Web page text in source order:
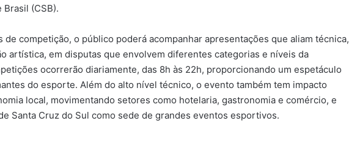
Brasil (CSB).
de competição, o público poderá acompanhar apresentações que aliam técnica,
artística, em disputas que envolvem diferentes categorias e níveis da
ocorrerão diariamente, das 8h às 22h, proporcionando um espetáculo
do esporte. Além do alto nível técnico, o evento também tem impacto
local, movimentando setores como hotelaria, gastronomia e comércio, e
Santa Cruz do Sul como sede de grandes eventos esportivos.